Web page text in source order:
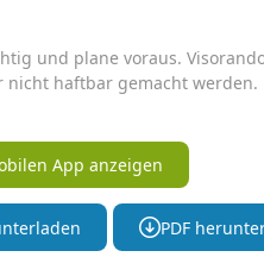
und plane voraus.
nicht haftbar gemacht werden.
App anzeigen
PDF